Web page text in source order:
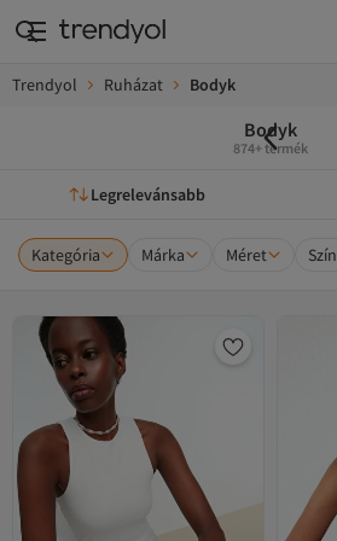
Trendyol Ruházat Bodyk
Bodyk
874+ termék
Legrelevánsabb
Kategória Márka Méret Szín